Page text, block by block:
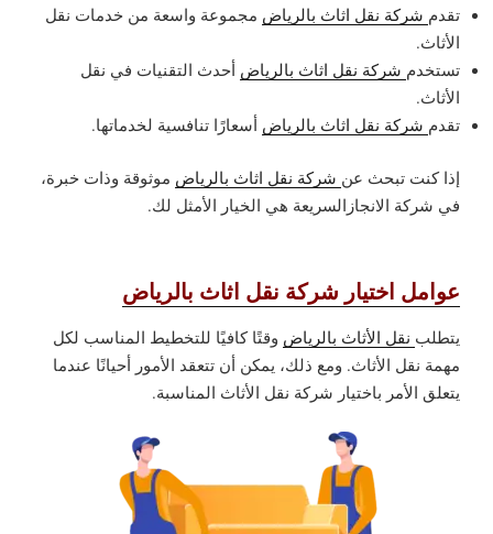
تقدم شركة نقل اثاث بالرياض مجموعة واسعة من خدمات نقل
الأثاث.
تستخدم شركة نقل اثاث بالرياض أحدث التقنيات في نقل
الأثاث.
تقدم شركة نقل اثاث بالرياض أسعارًا تنافسية لخدماتها.
إذا كنت تبحث عن شركة نقل اثاث بالرياض موثوقة وذات خبرة،
في شركة الانجازالسريعة هي الخيار الأمثل لك.
عوامل اختيار شركة نقل اثاث بالرياض
يتطلب نقل الأثاث بالرياض وقتًا كافيًا للتخطيط المناسب لكل
مهمة نقل الأثاث. ومع ذلك، يمكن أن تتعقد الأمور أحيانًا عندما
يتعلق الأمر باختيار شركة نقل الأثاث المناسبة.